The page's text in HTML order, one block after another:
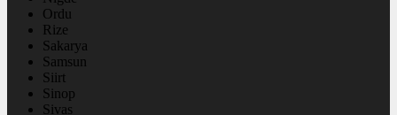
Ordu
Rize
Sakarya
Samsun
Siirt
Sinop
Sivas